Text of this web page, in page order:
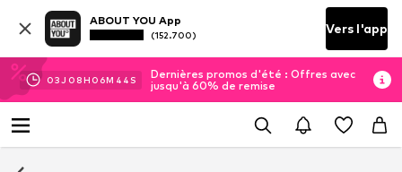
ABOUT YOU App
(152.700) Vers l'app
03J 08H 06M 44 S
Dernières promos d'été : Offres avec
jusqu'à 60% de remise